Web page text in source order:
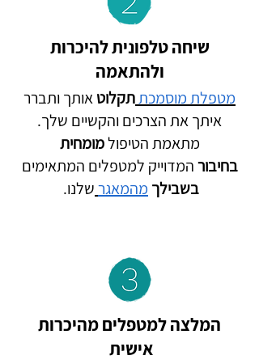
שיחה טלפונית להיכרות
ולהתאמה
מטפלת מוסמכתתקלוטאותך ותברר
איתך את הצרכים והקשיים שלך.
מתאמת הטיפולמומחית
בחיבורהמדוייק למטפלים המתאימים
בשבילך מהמאגרשלנו.
המלצה למטפלים מהיכרות
אישית